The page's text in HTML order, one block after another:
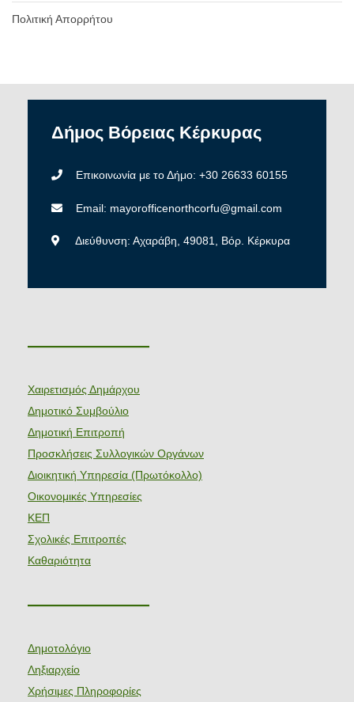
Πολιτική Απορρήτου
Δήμος Βόρειας Κέρκυρας
Επικοινωνία με το Δήμο: +30 26633 60155
Email: mayorofficenorthcorfu@gmail.com
Διεύθυνση: Αχαράβη, 49081, Βόρ. Κέρκυρα
———————
Χαιρετισμός Δημάρχου
Δημοτικό Συμβούλιο
Δημοτική Επιτροπή
Προσκλήσεις Συλλογικών Οργάνων
Διοικητική Υπηρεσία (Πρωτόκολλο)
Οικονομικές Υπηρεσίες
ΚΕΠ
Σχολικές Επιτροπές
Καθαριότητα
———————
Δημοτολόγιο
Ληξιαρχείο
Χρήσιμες Πληροφορίες